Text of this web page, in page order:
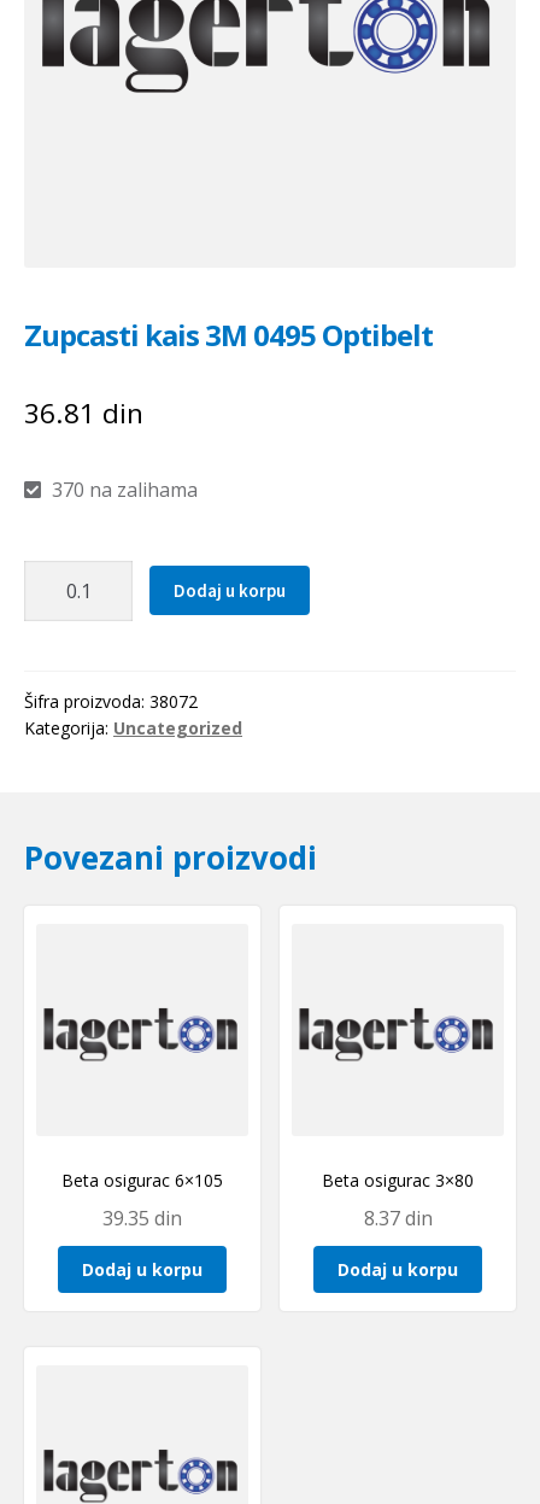
Zupcasti kais 3M 0495 Optibelt
36.81 din
370 na zalihama
Optibelt
količina
Dodaj u korpu
Šifra proizvoda: 38072
Kategorija: Uncategorized
Povezani proizvodi
Beta osigurac 6×105
39.35 din
Dodaj u korpu
Beta osigurac 3×80
8.37din
Dodaj u korpu